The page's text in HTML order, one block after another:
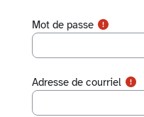
Mot de passe
Adresse de courriel